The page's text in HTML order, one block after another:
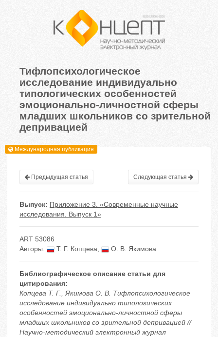
Тифлопсихологическое
исследование индивидуально
типологических особенностей
эмоционально-личностной сферы
младших школьников со зрительной
депривацией
Международная публикация
Предыдущая статья Следующая статья
Выпуск: Приложение 3. «Современные научные
исследования. Выпуск 1»
ART 53086
Авторы:
Т. Г. Копцева, О. В. Якимова
Библиографическое описание статьи для
цитирования:
Копцева Т. Г., Якимова О. В. Тифлопсихологическое
исследование индивидуально типологических
особенностей эмоционально-личностной сферы
младших школьников со зрительной депривацией //
Научно-методический электронный журнал